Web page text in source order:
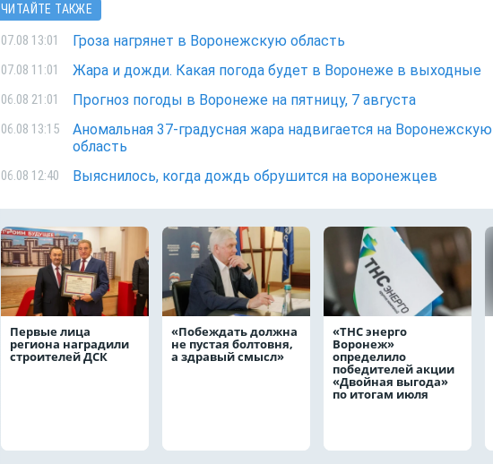
ЧИТАЙТЕ ТАКЖЕ
07.08 13:01 Гроза нагрянет в Воронежскую область
07.08 11:01 Жара и дожди. Какая погода будет в Воронеже в выходные
06.08 21:01 Прогноз погоды в Воронеже на пятницу, 7 августа
06.08 13:15
Аномальная 37-градусная жара надвигается на Воронежскую
область
06.08 12:40 Выяснилось, когда дождь обрушится на воронежцев
Первые лица
региона наградили
строителей ДСК
«Побеждать должна
не пустая болтовня,
а здравый смысл»
«ТНС энерго
Воронеж»
определило
победителей акции
«Двойная выгода»
по итогам июля